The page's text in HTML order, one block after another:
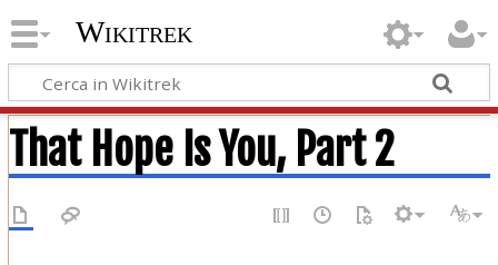
Wikitrek
That Hope Is You, Part 2